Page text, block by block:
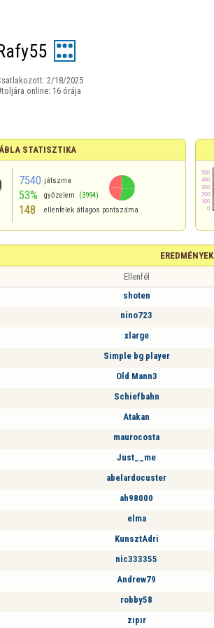
2/18/2025
online: 16 órája
STATISZTIKA
7540 játszma
53% győzelem (3994)
148 ellenfelek átlagos pontszáma
EREDMÉNYEK
Ellenfél
shoten
nino723
xlarge
Simple bg player
Old Mann3
Schiefbahn
Atakan
maurocosta
Just__me
abelardocuster
ah98000
elma
KunsztAdri
nic333355
Andrew79
robby58
zıpır